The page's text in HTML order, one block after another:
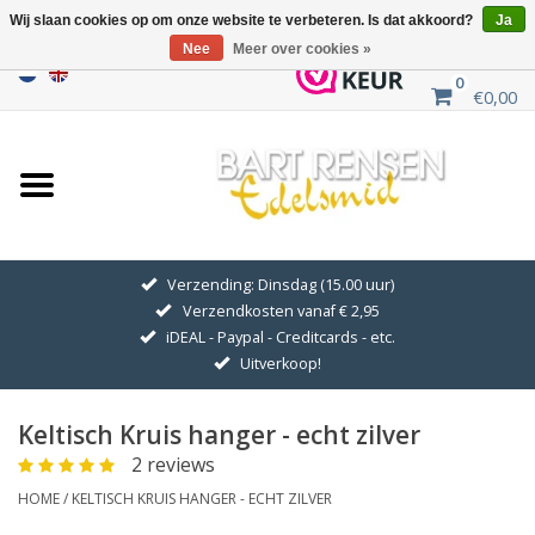
0
€0,00
Home
Uitverkoop
GOUDEN SYMBOLEN
Hanger Kettingen
Oorhangers
Verzending: Dinsdag (15.00 uur)
Verzendkosten vanaf € 2,95
iDEAL - Paypal - Creditcards - etc.
Uitverkoop!
Keltisch Kruis hanger - echt zilver
2 reviews
HOME/ KELTISCH KRUIS HANGER - ECHT ZILVER
Wij slaan cookies op om onze website te verbeteren. Is dat akkoord?
Ja
Nee
Meer over cookies »